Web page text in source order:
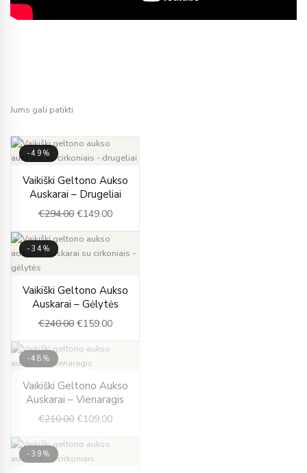
Jums gali patikti
-49%
Vaikiški Geltono Aukso
Auskarai – Drugeliai
€294.00
price
was:
€294.00.
€149.00
price
is:
€149.00.
-34%
Vaikiški Geltono Aukso
Auskarai – Gėlytės
€240.00
price
was:
€240.00.
€159.00
price
is:
€159.00.
-48%
Vaikiški Geltono Aukso
Auskarai – Vienaragis
€210.00
price
was:
€210.00.
€109.00
price
is:
€109.00.
-39%